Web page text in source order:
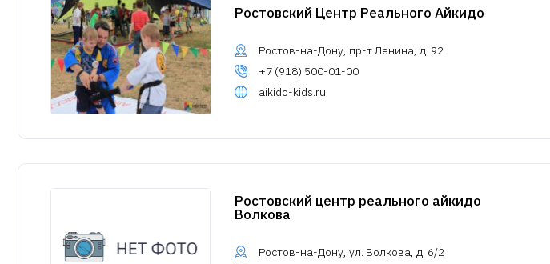
Ростовский Центр Реального Айкидо
Ростов-на-Дону, пр-т Ленина, д. 92
+7 (918) 500-01-00
aikido-kids.ru
Ростовский центр реального айкидо
Волкова
Ростов-на-Дону, ул. Волкова, д. 6/2